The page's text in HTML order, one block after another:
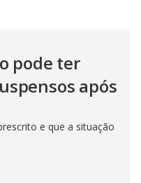
pode ter
após
e que a situação